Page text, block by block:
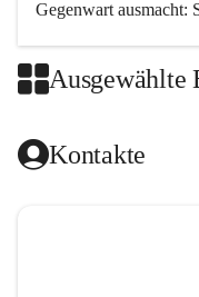
Gegenwart
Kirchenmusik, dem
Das
Ausgewählte
Kontakte